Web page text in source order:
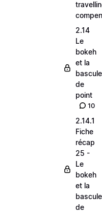
2.14
Le
bokeh
et la
bascule
de
point
10
2.14.1
Fiche
récap
25 -
Le
bokeh
et la
bascule
de